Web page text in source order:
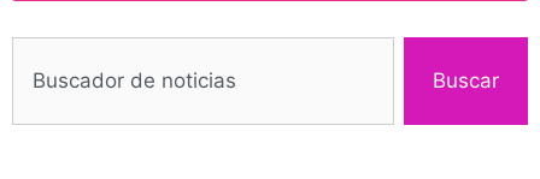
Buscar